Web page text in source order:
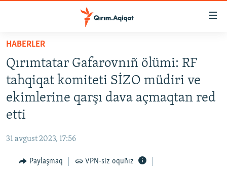
Esas
qaytmaq
Baş
navigatsiyağa
qaytmaq
Qıdıruvğa
SİYASET
İQTİSADİYAT
CEMİYET
İNSAN AQLARI
VİDEO
HABERLER
Qırımtatar Gafarovnıñ ölümi: RF
tahqiqat komiteti SİZO müdiri ve
ekimlerine qarşı dava açmaqtan red
etti
31 avgust 2023, 17:56
Paylaşmaq VPN-siz oquñız